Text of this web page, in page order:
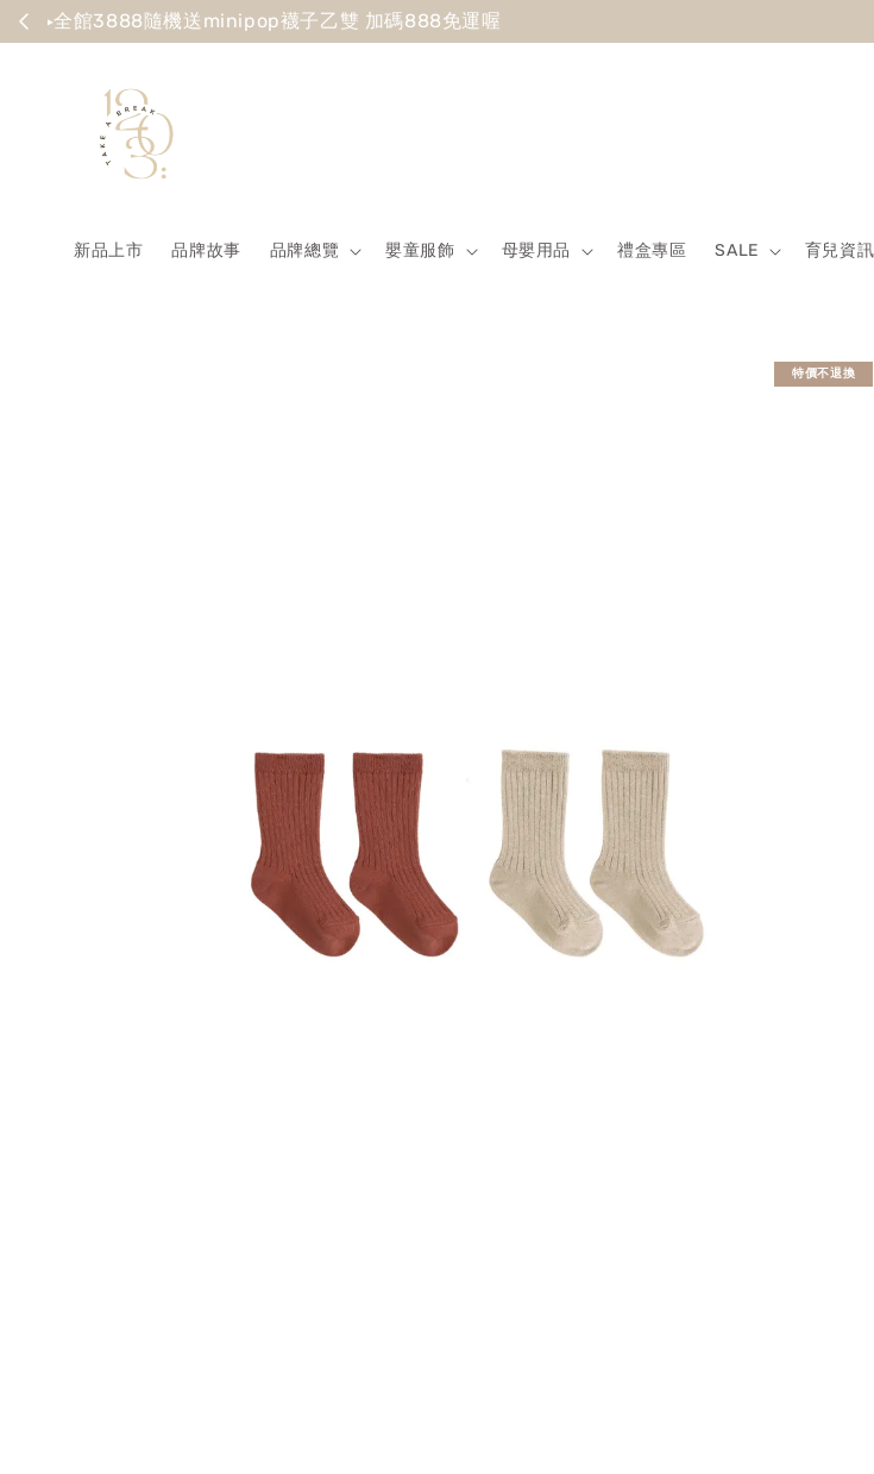
Summer Sale最低7折起 滿5500送500回饋金
新品上市 品牌故事 品牌總覽 嬰童服飾 母嬰用品 禮盒專區 SALE 育兒資訊
特價不退換